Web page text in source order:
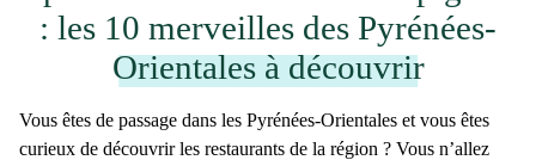
: les 10 merveilles des Pyrénées-
Orientales à découvrir
Vous êtes de passage dans les Pyrénées-Orientales et vous êtes
curieux de découvrir les restaurants de la région ? Vous n’allez